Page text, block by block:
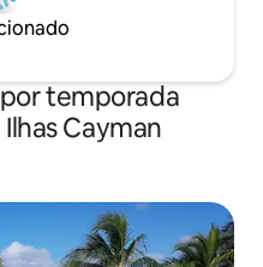
temporada
Cayman
hóspedes